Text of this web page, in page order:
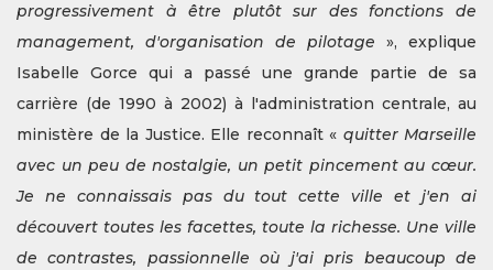
progressivement à être plutôt sur des fonctions de
management, d'organisation de pilotage », explique
Isabelle Gorce qui a passé une grande partie de sa
carrière (de 1990 à 2002) à l'administration centrale, au
ministère de la Justice. Elle reconnaît « quitter Marseille
avec un peu de nostalgie, un petit pincement au cœur.
Je ne connaissais pas du tout cette ville et j'en ai
découvert toutes les facettes, toute la richesse. Une ville
de contrastes, passionnelle où j'ai pris beaucoup de